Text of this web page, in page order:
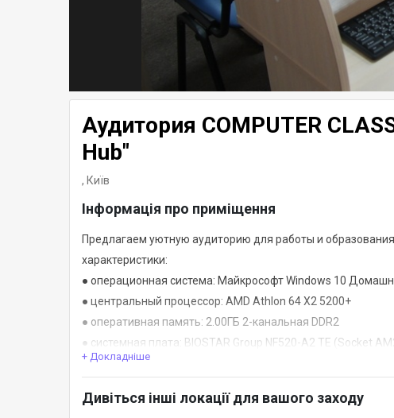
Аудитория COMPUTER
Hub"
, Київ
Інформація про приміщення
Предлагаем уютную аудиторию для работы и
характеристики:
● операционная система: Майкрософт Windows 10
● центральный процессор: AMD Athlon 64 X2 5200+
● оперативная память: 2.00ГБ 2-канальная DDR2
● системная плата: BIOSTAR Group NF520-A2 TE (Socket
● графические устройства: NVIDIA GeForce 8400 GS
● оптические приводы: отсутствуют
+ Докладніше
Дивіться інші локації для вашого заходу